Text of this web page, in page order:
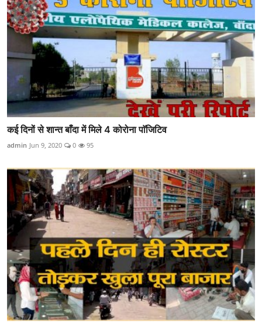
कई दिनों से शान्त बाँदा में मिले 4 कोरोना पाॅजिटिव
admin Jun 9, 2020 0 95